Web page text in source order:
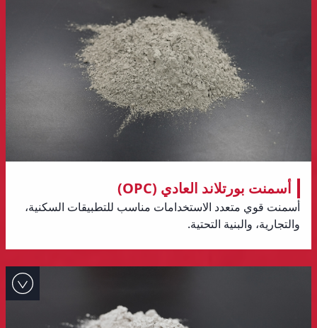
أسمنت بورتلاند العادي (OPC)
أسمنت قوي متعدد الاستخدامات مناسب للتطبيقات السكنية،
والتجارية، والبنية التحتية.